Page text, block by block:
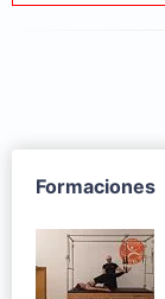
Formaciones